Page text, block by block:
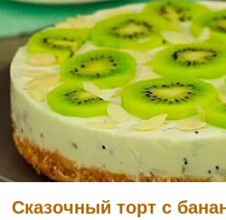
Сказочный торт с